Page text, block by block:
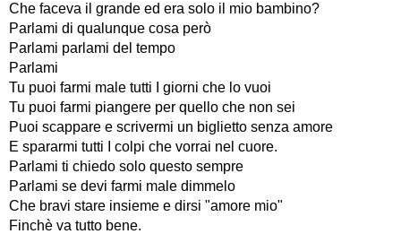
Che faceva il grande ed era solo il mio bambino?
Parlami di qualunque cosa però
Parlami parlami del tempo
Parlami
Tu puoi farmi male tutti I giorni che lo vuoi
Tu puoi farmi piangere per quello che non sei
Puoi scappare e scrivermi un biglietto senza amore
E spararmi tutti I colpi che vorrai nel cuore.
Parlami ti chiedo solo questo sempre
Parlami se devi farmi male dimmelo
Che bravi stare insieme e dirsi "amore mio"
Finchè va tutto bene.